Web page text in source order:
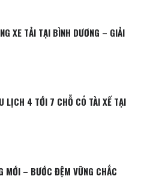
XE TẢI TẠI BÌNH DƯƠNG – GIẢI
LỊCH 4 TỚI 7 CHỖ CÓ TÀI XẾ TẠI
MỚI – BƯỚC ĐỆM VỮNG CHẮC